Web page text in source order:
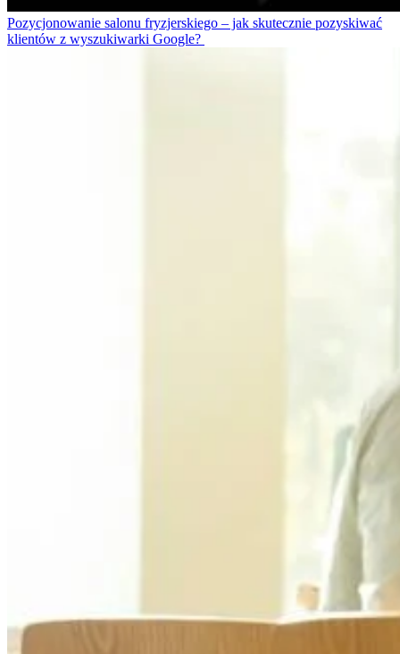
Pozycjonowanie salonu fryzjerskiego – jak skutecznie pozyskiwać
klientów z wyszukiwarki Google?